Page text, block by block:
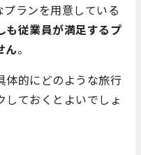
ランを用意している
も従業員が満足するプ
ん。
体的にどのような旅行
しておくとよいでしょ